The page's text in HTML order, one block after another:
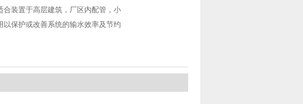
合装置于高层建筑，厂区内配管，小
以保护或改善系统的输水效率及节约